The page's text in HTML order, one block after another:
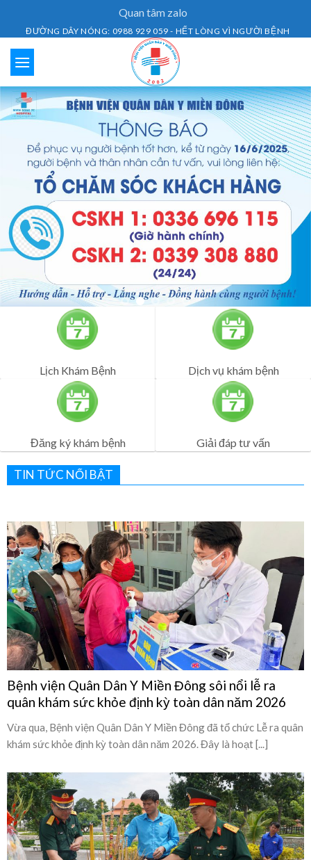
Quan tâm zalo
ĐƯỜNG DÂY NÓNG: 0988 929 059 - HẾT LÒNG VÌ NGƯỜI BỆNH
Lịch Khám Bệnh Dịch vụ khám bệnh
Đăng ký khám bệnh Giải đáp tư vấn
TIN TỨC NỔI BẬT
Bệnh viện Quân Dân Y Miền Đông sôi nổi lễ ra
quân khám sức khỏe định kỳ toàn dân năm 2026
Vừa qua, Bệnh viện Quân Dân Y Miền Đông đã tổ chức Lễ ra quân
khám sức khỏe định kỳ toàn dân năm 2026. Đây là hoạt [...]